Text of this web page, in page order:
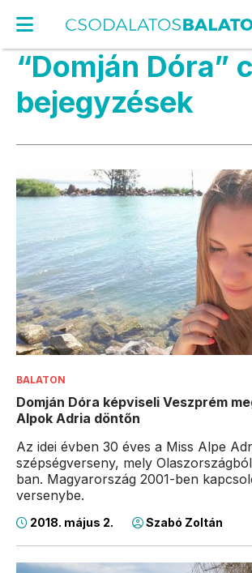
“Domján Dóra”
bejegyzések
BALATON
Domján Dóra képviseli Veszprém
Alpok Adria döntőn
Az idei évben 30 éves a Miss Alpe
szépségverseny, mely
ban. Magyarország 2001-ben
versenybe.
2018. május 2. Szabó Zoltán